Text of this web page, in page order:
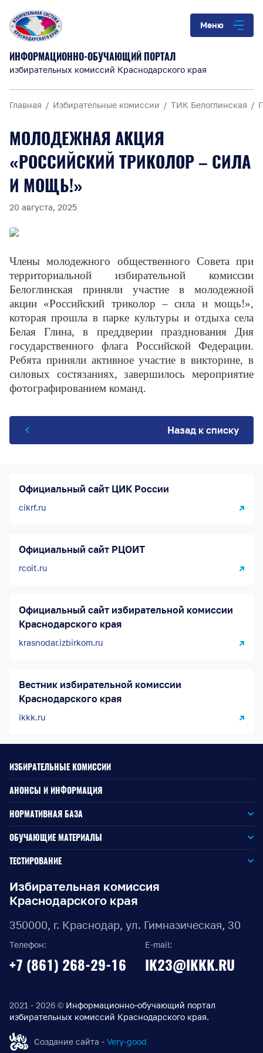
Меню
ИНФОРМАЦИОННО-ОБУЧАЮЩИЙ ПОРТАЛ
избирательных комиссий Краснодарского края
Главная Избирательные комиссии ТИК Белоглинская
МОЛОДЕЖНАЯ АКЦИЯ
«РОССИЙСКИЙ ТРИКОЛОР – СИЛА
И МОЩЬ!»
20 августа, 2025
Члены молодежного общественного Совета при
территориальной избирательной комиссии
Белоглинская приняли участие в молодежной
акции «Российский триколор – сила и мощь!»,
которая прошла в парке культуры и отдыха села
Белая Глина, в преддверии празднования Дня
государственного флага Российской Федерации.
Ребята приняли активное участие в викторине, в
силовых состязаниях, завершилось мероприятие
фотографированием команд.
Назад к списку
Официальный сайт ЦИК России
cikrf.ru
Официальный сайт РЦОИТ
rcoit.ru
Официальный сайт избирательной комиссии
Краснодарского края
krasnodar.izbirkom.ru
Вестник избирательной комиссии
Краснодарского края
ikkk.ru
Избирательная комиссия
Краснодарского края
350000, г. Краснодар, ул. Гимназическая, 30
Телефон:
+7 (861) 268-29-16
E-mail:
IK23@IKKK.RU
2021 - 2026 © Информационно-обучающий портал
избирательных комиссий Краснодарского края.
Создание сайта - Very-good
ИЗБИРАТЕЛЬНЫЕ КОМИССИИ
АНОНСЫ И ИНФОРМАЦИЯ
НОРМАТИВНАЯ БАЗА
Законодательство РФ
Законодательство КК
Документы ЦИК России
Документы ИККК
Выборы Губернатора Краснодарского края
Краснодарского края
края
Правовые акты по выборам депутатов Государственной
Думы Федерального Собрания РФ восьмого созыва
ОБУЧАЮЩИЕ МАТЕРИАЛЫ
Для окружной избирательной комиссии
Для территориальной избирательной комиссии
Для участковой избирательной комиссии
ТЕСТИРОВАНИЕ
Для членов участковых избирательных комиссий